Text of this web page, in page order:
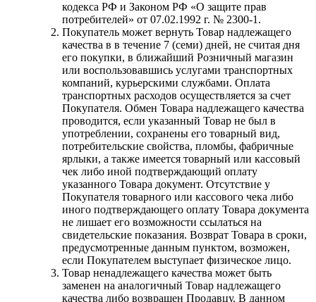
кодекса РФ и Законом РФ «О защите прав
потребителей» от 07.02.1992 г. № 2300-1.
Покупатель может вернуть Товар надлежащего
качества в в течение 7 (семи) дней, не считая дня
его покупки, в ближайший Розничный магазин
или воспользовавшись услугами транспортных
компаний, курьерскими службами. Оплата
транспортных расходов осуществляется за счет
Покупателя. Обмен Товара надлежащего качества
проводится, если указанный Товар не был в
употреблении, сохранены его товарный вид,
потребительские свойства, пломбы, фабричные
ярлыки, а также имеется товарный или кассовый
чек либо иной подтверждающий оплату
указанного Товара документ. Отсутствие у
Покупателя товарного или кассового чека либо
иного подтверждающего оплату Товара документа
не лишает его возможности ссылаться на
свидетельские показания. Возврат Товара в сроки,
предусмотренные данным пунктом, возможен,
если Покупателем выступает физическое лицо.
Товар ненадлежащего качества может быть
заменен на аналогичный Товар надлежащего
качества либо возвращен Продавцу. В данном